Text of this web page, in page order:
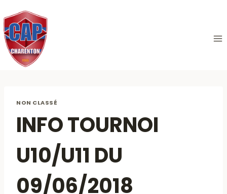
au
contenu
NON CLASSÉ
INFO TOURNOI
U10/U11 DU
09/06/2018